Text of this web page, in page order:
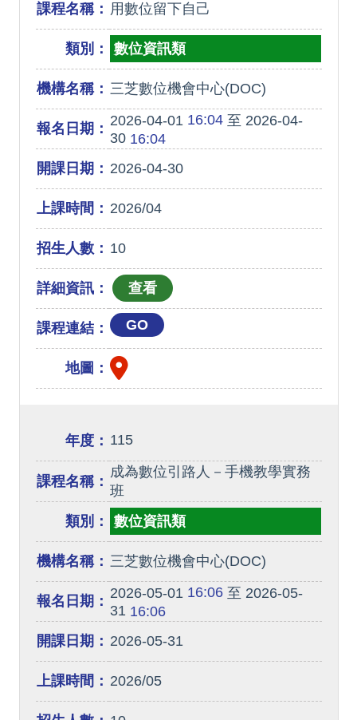
課程名稱： 用數位留下自己
類別： 數位資訊類
機構名稱： 三芝數位機會中心(DOC)
報名日期： 2026-04-01 16:04至 2026-04-
3016:04
開課日期： 2026-04-30
上課時間： 2026/04
招生人數： 10
詳細資訊：
課程連結： GO
地圖：
年度： 115
課程名稱：
成為數位引路人－手機教學實務
班
類別：
數位資訊類
機構名稱： 三芝數位機會中心(DOC)
報名日期： 2026-05-01 16:06至 2026-05-
3116:06
開課日期： 2026-05-31
上課時間： 2026/05